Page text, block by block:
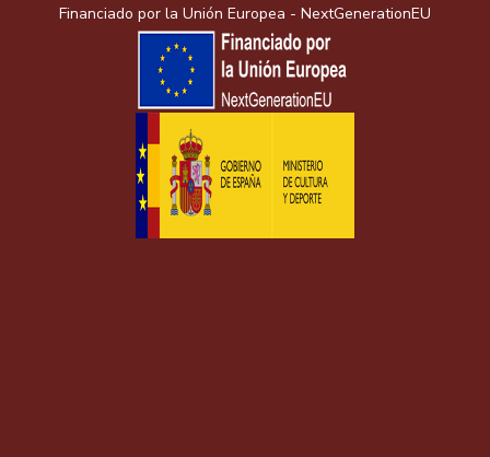
Financiado por la Unión Europea - NextGenerationEU